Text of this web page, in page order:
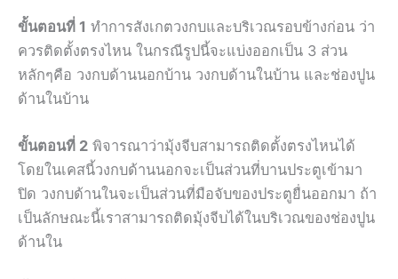
ขั้นตอนที่ 1 ทำการสังเกตวงกบและบริเวณรอบข้างก่อน ว่า
ควรติดตั้งตรงไหน ในกรณีรูปนี้จะแบ่งออกเป็น 3 ส่วน
หลักๆคือ วงกบด้านนอกบ้าน วงกบด้านในบ้าน และช่องปูน
ด้านในบ้าน
ขั้นตอนที่ 2 พิจารณาว่ามุ้งจีบสามารถติดตั้งตรงไหนได้
โดยในเคสนี้วงกบด้านนอกจะเป็นส่วนที่บานประตูเข้ามา
ปิด วงกบด้านในจะเป็นส่วนที่มือจับของประตูยื่นออกมา ถ้า
เป็นลักษณะนี้เราสามารถติดมุ้งจีบได้ในบริเวณของช่องปูน
ด้านใน